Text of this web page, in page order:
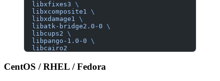
  libxfixes3
\
  libxcomposite1
\
  libxdamage1
\
  libatk-bridge2.0-0
\
  libcups2
\
  libpango-1.0-0
\
  libcairo2
CentOS / RHEL / Fedora